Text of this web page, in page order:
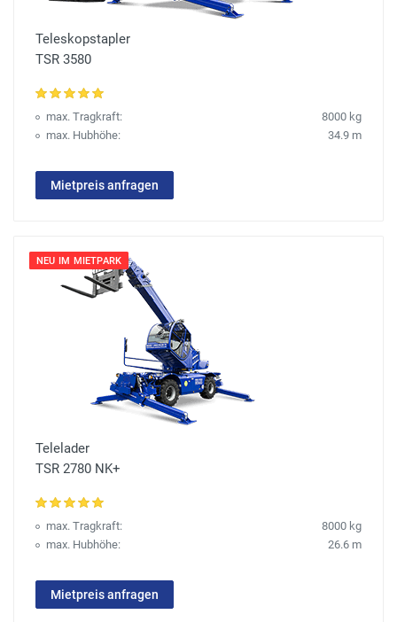
Teleskopstapler
TSR 3580
max. Tragkraft:
8000 kg
max. Hubhöhe:
34.9 m
Mietpreis anfragen
NEU IM MIETPARK
Telelader
TSR 2780 NK+
max. Tragkraft:
8000 kg
max. Hubhöhe:
26.6 m
Mietpreis anfragen